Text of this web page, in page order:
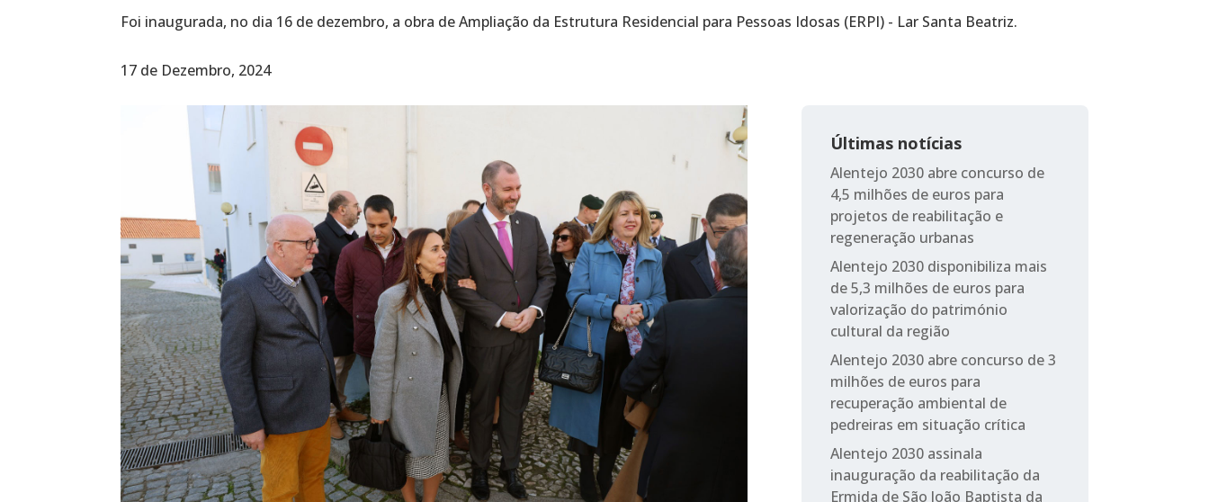
Foi inaugurada, no dia 16 de dezembro, a obra de Ampliação da Estrutura Residencial para Pessoas Idosas (ERPI) - Lar Santa Beatriz.
17 de Dezembro, 2024
Últimas notícias
Alentejo 2030 abre concurso de
4,5 milhões de euros para
projetos de reabilitação e
regeneração urbanas
Alentejo 2030 disponibiliza mais
de 5,3 milhões de euros para
valorização do património
cultural da região
Alentejo 2030 abre concurso de 3
milhões de euros para
recuperação ambiental de
pedreiras em situação crítica
Alentejo 2030 assinala
inauguração da reabilitação da
Ermida de São João Baptista da